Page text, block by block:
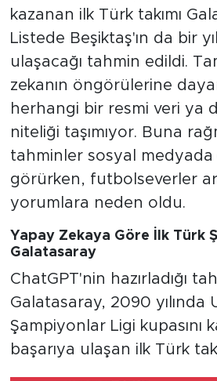
kazanan ilk Türk takımı
Listede Beşiktaş'ın da bir
ulaşacağı tahmin edildi.
zekanın öngörülerine
herhangi bir resmi veri ya
niteliği taşımıyor. Buna
tahminler sosyal medyada
görürken, futbolseverler
yorumlara neden oldu.
Yapay Zekaya Göre İlk Türk
Galatasaray
ChatGPT'nin hazırladığı
Galatasaray, 2090 yılında
Şampiyonlar Ligi kupasını
başarıya ulaşan ilk Türk